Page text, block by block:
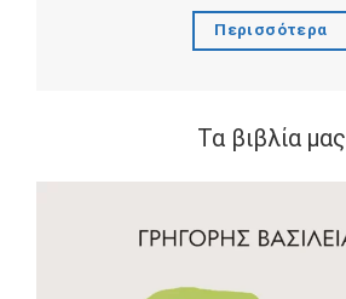
Περισσότερα
Τα βιβλία μας